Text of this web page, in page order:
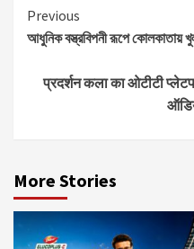
Continue
Reading
Previous
আধুনিক বস্ত্রবিপনী রূপে কোলকাতায়
प्रदर्शन कला का ओटीटी
More Stories